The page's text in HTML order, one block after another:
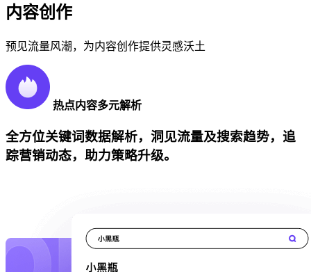
内容创作
预见流量风潮，为内容创作提供灵感沃土
热点内容多元解析
全方位关键词数据解析，洞见流量及搜索趋势，追
踪营销动态，助力策略升级。